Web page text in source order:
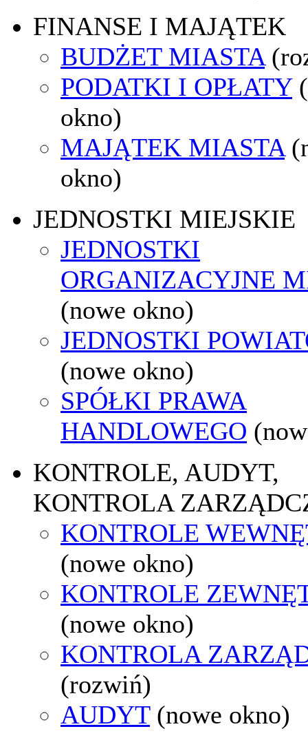
FINANSE I MAJĄTEK
BUDŻET MIASTA
PODATKI I OPŁATY
okno)
MAJĄTEK MIASTA
okno)
JEDNOSTKI MIEJSKIE
JEDNOSTKI
ORGANIZACYJNE
(nowe okno)
JEDNOSTKI
(nowe okno)
SPÓŁKI PRAWA
HANDLOWEGO
KONTROLE, AUDYT,
KONTROLA
KONTROLE
(nowe okno)
KONTROLE
(nowe okno)
KONTROLA
(rozwiń)
AUDYT (nowe okno)